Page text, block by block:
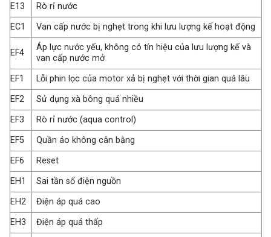
E13
Rò rỉ nước
EC1
Van cấp nước bị nghẹt trong khi lưu lượng kế hoạt động
EF4
Áp lực nước yếu, không có tín hiệu của lưu lượng kế và
van cấp nước mở
EF1
Lỗi phin lọc của motor xả bị nghẹt với thời gian quá lâu
EF2
Sử dụng xà bông quá nhiều
EF3
Rò rỉ nước (aqua control)
EF5
Quần áo không cân bằng
EF6
Reset
EH1
Sai tần số điện nguồn
EH2
Điện áp quá cao
EH3
Điện áp quá thấp